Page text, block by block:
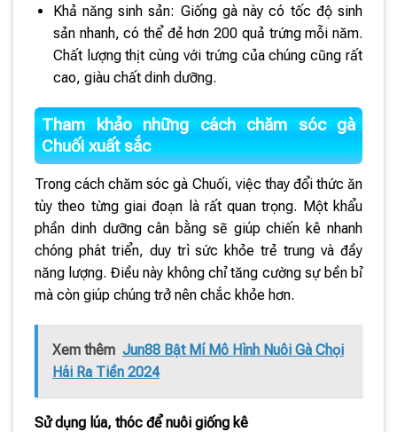
Khả năng sinh sản: Giống gà này có tốc độ sinh
sản nhanh, có thể đẻ hơn 200 quả trứng mỗi năm.
Chất lượng thịt cùng với trứng của chúng cũng rất
cao, giàu chất dinh dưỡng.
Tham khảo những cách chăm sóc gà
Chuối xuất sắc
Trong cách chăm sóc gà Chuối, việc thay đổi thức ăn
tùy theo từng giai đoạn là rất quan trọng. Một khẩu
phần dinh dưỡng cân bằng sẽ giúp chiến kê nhanh
chóng phát triển, duy trì sức khỏe trẻ trung và đầy
năng lượng. Điều này không chỉ tăng cường sự bền bỉ
mà còn giúp chúng trở nên chắc khỏe hơn.
Xem thêm Jun88 Bật Mí Mô Hình Nuôi Gà Chọi
Hái Ra Tiền 2024
Sử dụng lúa, thóc để nuôi giống kê